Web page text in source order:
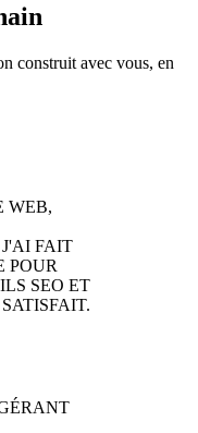
construit avec vous, en
WEB,
FAIT
POUR
SEO ET